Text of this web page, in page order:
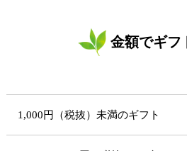
金額でギフ
1,000円（税抜）未満のギフト